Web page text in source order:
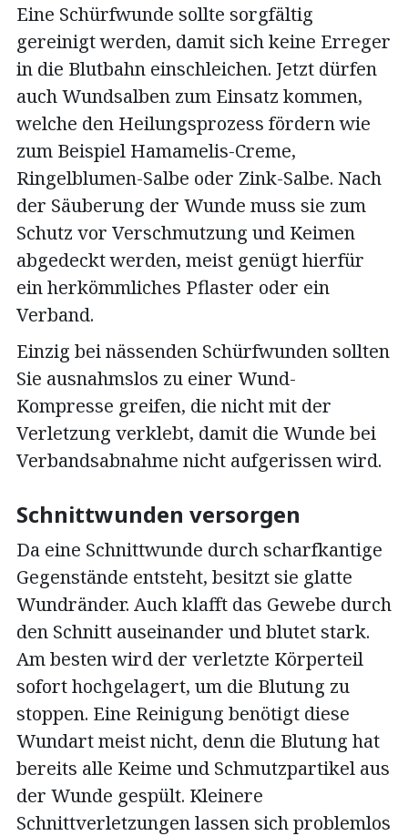
Eine Schürfwunde sollte sorgfältig
gereinigt werden, damit sich keine Erreger
in die Blutbahn einschleichen. Jetzt dürfen
auch Wundsalben zum Einsatz kommen,
welche den Heilungsprozess fördern wie
zum Beispiel Hamamelis-Creme,
Ringelblumen-Salbe oder Zink-Salbe. Nach
der Säuberung der Wunde muss sie zum
Schutz vor Verschmutzung und Keimen
abgedeckt werden, meist genügt hierfür
ein herkömmliches Pflaster oder ein
Verband.
Einzig bei nässenden Schürfwunden sollten
Sie ausnahmslos zu einer Wund-
Kompresse greifen, die nicht mit der
Verletzung verklebt, damit die Wunde bei
Verbandsabnahme nicht aufgerissen wird.
Schnittwunden versorgen
Da eine Schnittwunde durch scharfkantige
Gegenstände entsteht, besitzt sie glatte
Wundränder. Auch klafft das Gewebe durch
den Schnitt auseinander und blutet stark.
Am besten wird der verletzte Körperteil
sofort hochgelagert, um die Blutung zu
stoppen. Eine Reinigung benötigt diese
Wundart meist nicht, denn die Blutung hat
bereits alle Keime und Schmutzpartikel aus
der Wunde gespült. Kleinere
Schnittverletzungen lassen sich problemlos